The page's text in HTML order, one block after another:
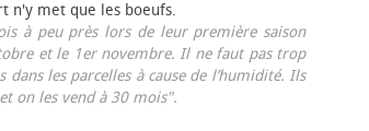
n'y met que les bœufs.
à peu près lors de leur première saison
et le 1er novembre. Il ne faut pas trop
les parcelles à cause de l’humidité. Ils
on les vend à 30 mois".